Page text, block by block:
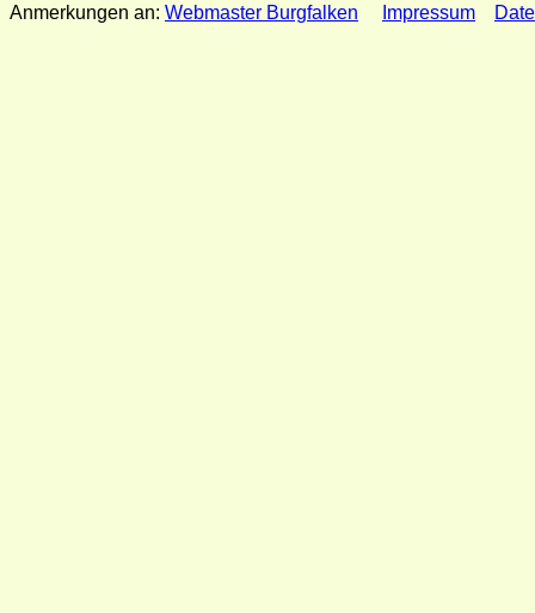
Anmerkungen an: Webmaster Burgfalken Impressum